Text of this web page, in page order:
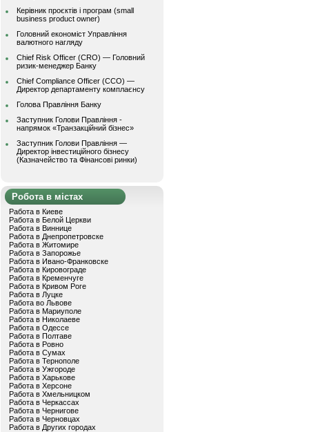
Керівник проєктів і програм (small
business product owner)
Головний економіст Управління
валютного нагляду
Chief Risk Officer (CRO) — Головний
ризик-менеджер Банку
Chief Compliance Officer (CCO) —
Директор департаменту комплаєнсу
Голова Правління Банку
Заступник Голови Правління -
напрямок «Транзакційний бізнес»
Заступник Голови Правління —
Директор інвестиційного бізнесу
(Казначейство та Фінансові ринки)
Робота в містах
Работа в Киеве
Работа в Белой Церкви
Работа в Виннице
Работа в Днепропетровске
Работа в Житомире
Работа в Запорожье
Работа в Ивано-Франковске
Работа в Кировограде
Работа в Кременчуге
Работа в Кривом Роге
Работа в Луцке
Работа во Львове
Работа в Мариуполе
Работа в Николаеве
Работа в Одессе
Работа в Полтаве
Работа в Ровно
Работа в Сумах
Работа в Тернополе
Работа в Ужгороде
Работа в Харькове
Работа в Херсоне
Работа в Хмельницком
Работа в Черкассах
Работа в Чернигове
Работа в Черновцах
Работа в Других городах